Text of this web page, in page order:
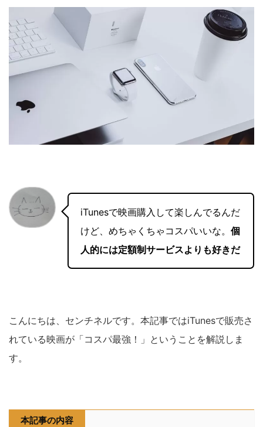
iTunesで映画購入して楽しんでるんだ
けど、めちゃくちゃコスパいいな。 個
人的には定額制サービスよりも好きだ
こんにちは、センチネルです。本記事ではiTunesで販売さ
れている映画が「コスパ最強！」ということを解説しま
す。
本記事の内容